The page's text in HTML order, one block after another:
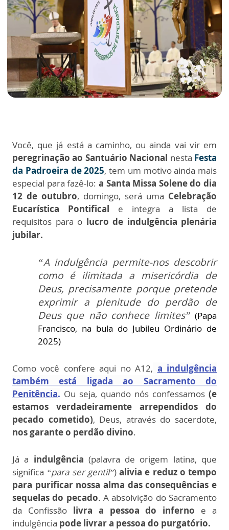
Você, que já está a caminho, ou ainda vai vir em
peregrinação ao Santuário Nacional nesta Festa
da Padroeira de 2025, tem um motivo ainda mais
especial para fazê-lo: a Santa Missa Solene do dia
12 de outubro, domingo, será uma Celebração
Eucarística Pontifical e integra a lista de
requisitos para o lucro de indulgência plenária
jubilar.
“A indulgência permite-nos descobrir
como é ilimitada a misericórdia de
Deus, precisamente porque pretende
exprimir a plenitude do perdão de
Deus que não conhece limites” (Papa
Francisco, na bula do Jubileu Ordinário de
2025)
Como você confere aqui no A12, a indulgência
também está ligada ao Sacramento do
Penitência. Ou seja, quando nós confessamos (e
estamos verdadeiramente arrependidos do
pecado cometido), Deus, através do sacerdote,
nos garante o perdão divino.
Já a indulgência (palavra de origem latina, que
significa “para ser gentil”) alivia e reduz o tempo
para purificar nossa alma das consequências e
sequelas do pecado. A absolvição do Sacramento
da Confissão livra a pessoa do inferno e a
indulgência pode livrar a pessoa do purgatório.